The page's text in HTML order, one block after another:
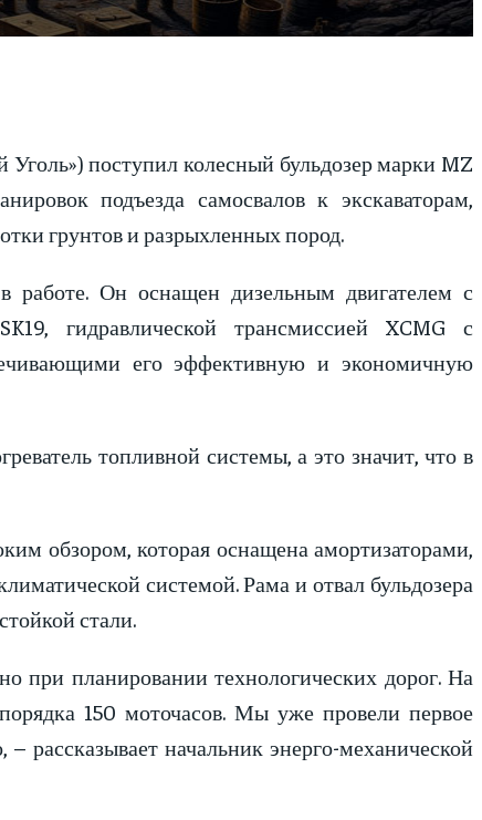
поступил колесный бульдозер марки MZ
подъезда самосвалов к экскаваторам,
грунтов и разрыхленных пород.
Он оснащен дизельным двигателем с
гидравлической трансмиссией XCMG с
его эффективную и экономичную
топливной системы, а это значит, что в
обзором, которая оснащена амортизаторами,
системой. Рама и отвал бульдозера
стали.
при планировании технологических дорог. На
150 моточасов. Мы уже провели первое
рассказывает начальник энерго-механической